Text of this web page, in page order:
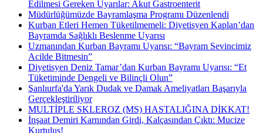
Edilmesi Gereken Uyarılar: Akut Gastroenterit
Müdürlüğümüzde Bayramlaşma Programı Düzenlendi
Kurban Etleri Hemen Tüketilmemeli: Diyetisyen Kaplan’dan
Bayramda Sağlıklı Beslenme Uyarısı
Uzmanından Kurban Bayramı Uyarısı: “Bayram Sevincimiz
Acilde Bitmesin”
Diyetisyen Deniz Tamar’dan Kurban Bayramı Uyarısı: “Et
Tüketiminde Dengeli ve Bilinçli Olun”
Şanlıurfa'da Yarık Dudak ve Damak Ameliyatları Başarıyla
Gerçekleştiriliyor
MULTİPLE SKLEROZ (MS) HASTALIĞINA DİKKAT!
İnşaat Demiri Karnından Girdi, Kalçasından Çıktı: Mucize
Kurtuluş!